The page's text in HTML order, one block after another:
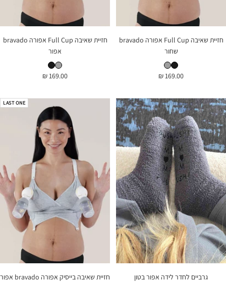
חזיית שאיבה Full Cup אפורה bravado
שחור
חזיית שאיבה Full Cup אפורה bravado שחורחזיית שאיבה Full Cup אפורה bravado אפור
מחיר
169.00 ₪
חזיית שאיבה Full Cup אפורה bravado
אפור
חזיית שאיבה Full Cup אפורה bravado אפורחזיית שאיבה Full Cup אפורה bravado שחור
מחיר
169.00 ₪
גרביים לחדר לידה אפור בטון
LAST ONE
חזיית שאיבה בייסיק אפורה bravado אפור